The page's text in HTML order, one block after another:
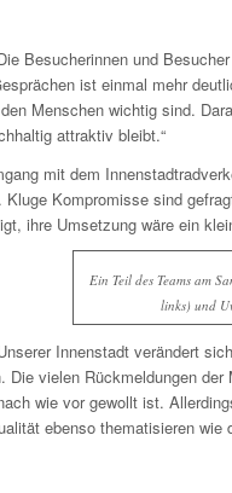
Besucherinnen und
ist einmal mehr
Menschen wichtig sind.
attraktiv bleibt.“
mit dem
Kluge Kompromisse sind
ihre Umsetzung wäre ein
Ein Teil des Teams am
links) und
Innenstadt verändert
Die vielen Rückmeldungen
wie vor gewollt ist.
ebenso thematisieren